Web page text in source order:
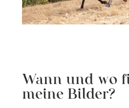
Wann und wo
meine Bilder?